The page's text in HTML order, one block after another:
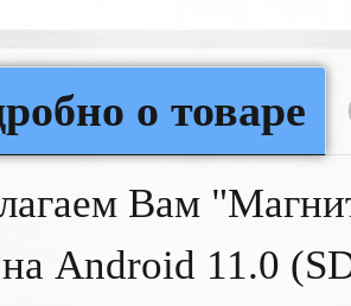
о товаре
Вам
Android 11.0